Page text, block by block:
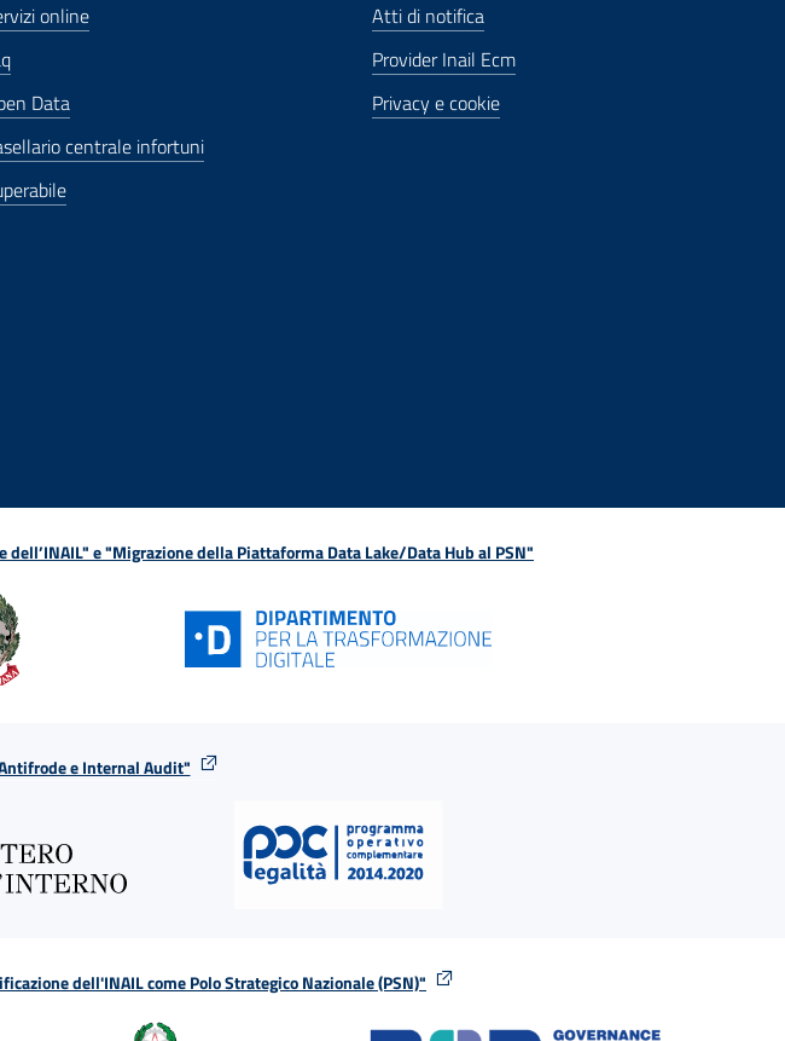
online
Data
centrale infortuni
Atti di notifica
Provider Inail Ecm
Privacy e cookie
e "Migrazione della Piattaforma Data Lake/Data Hub al PSN"
e Internal Audit"
dell'INAIL come Polo Strategico Nazionale (PSN)"